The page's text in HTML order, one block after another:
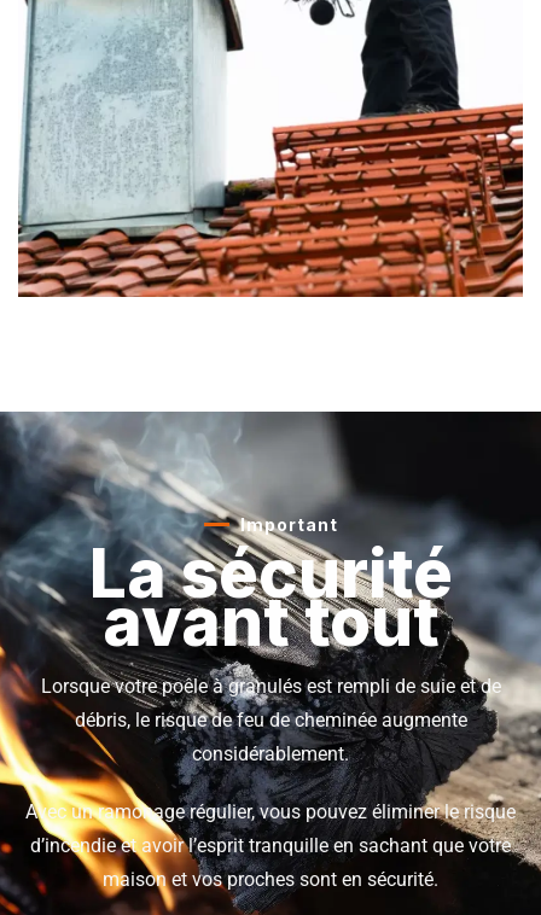
Important
La sécurité
avant tout
Lorsque votre poêle à granulés est rempli de suie et de
débris, le risque de feu de cheminée augmente
considérablement.
Avec un ramonage régulier, vous pouvez éliminer le risque
d’incendie et avoir l’esprit tranquille en sachant que votre
maison et vos proches sont en sécurité.